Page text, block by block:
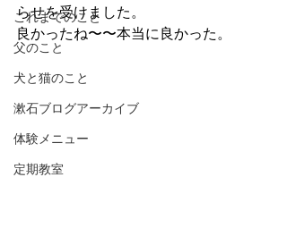
これまでのこと
父のこと
犬と猫のこと
漱石ブログアーカイブ
体験メニュー
定期教室
らせを受けました。
良かったね〜〜本当に良かった。